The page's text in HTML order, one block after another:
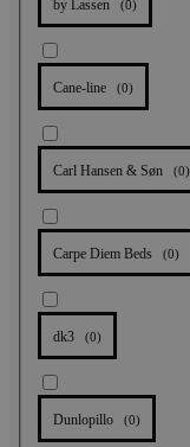
by Lassen (0)
Cane-line (0)
Carl Hansen & Søn (0)
Carpe Diem Beds (0)
dk3 (0)
Dunlopillo (0)